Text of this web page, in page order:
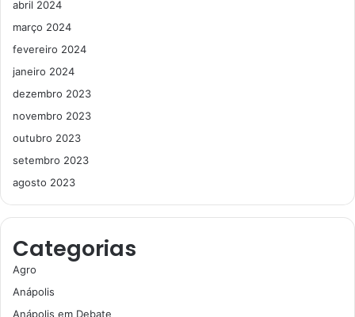
abril 2024
março 2024
fevereiro 2024
janeiro 2024
dezembro 2023
novembro 2023
outubro 2023
setembro 2023
agosto 2023
Categorias
Agro
Anápolis
Anápolis em Debate